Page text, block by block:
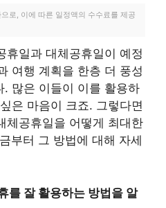
로, 이에 따른 일정액의 수수료를 제공
일과 대체공휴일이 예정
여행 계획을 한층 더 풍성
많은 이들이 이를 활용하
은 마음이 크죠. 그렇다면
체공휴일을 어떻게 최대한
부터 그 방법에 대해 자세
를 잘 활용하는 방법을 알